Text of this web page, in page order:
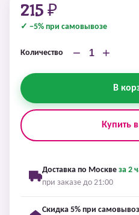
215 ₽
✓ −5% при самовывозе
Количество − +
В
Купить
Доставка по Москве за 2
при заказе до 21:00
Скидка 5% при